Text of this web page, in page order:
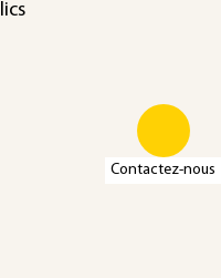
Contactez-nous